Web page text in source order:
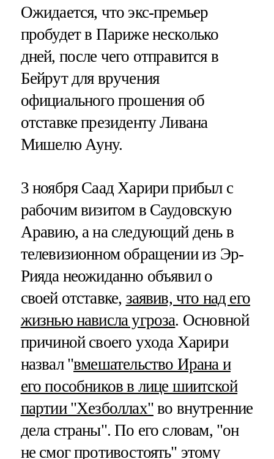
Ожидается, что экс-премьер
пробудет в Париже несколько
дней, после чего отправится в
Бейрут для вручения
официального прошения об
отставке президенту Ливана
Мишелю Ауну.
3 ноября Саад Харири прибыл с
рабочим визитом в Саудовскую
Аравию, а на следующий день в
телевизионном обращении из Эр-
Рияда неожиданно объявил о
своей отставке, заявив, что над его
жизнью нависла угроза. Основной
причиной своего ухода Харири
назвал "вмешательство Ирана и
его пособников в лице шиитской
партии "Хезболлах"во внутренние
дела страны". По его словам, "он
не смог противостоять" этому